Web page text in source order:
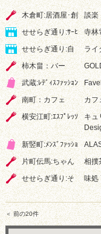
木倉町:居酒屋･創
談楽
せせらぎ通り:ｻｰﾋ
寺林
せせらぎ通り:自
ライ
柿木畠：バー
武蔵:ﾚﾃﾞｨｽﾌｧｯｼｮﾝ
南町：カフェ
カフ
横安江町:ｴｽﾌﾟﾚｯｿ
キュ
新竪町:ﾒﾝｽﾞﾌｧｯｼｮ
片町伝馬:ちゃん
相撲
せせらぎ通り:そ
味処
＜ 前の20件